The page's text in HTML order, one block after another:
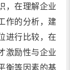
，在理解企业
作的分析，建
进行比较，在
激励性与企业
衡等因素的基